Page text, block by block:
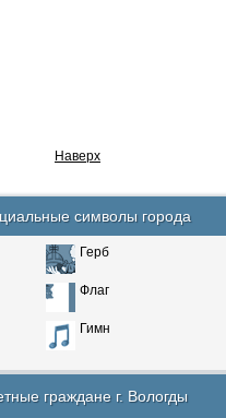
Наверх
символы города
Герб
Флаг
Гимн
граждане г. Вологды